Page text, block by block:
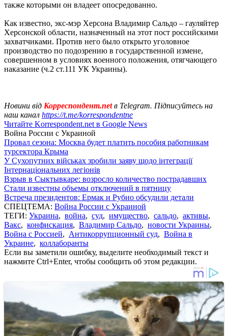
также которыми он владеет опосредованно.
Как известно, экс-мэр Херсона Владимир Сальдо – гауляйтер
Херсонской области, назначенный на этот пост российскими
захватчиками. Против него было открыто уголовное
производство по подозрению в государственной измене,
совершенном в условиях военного положения, отягчающего
наказание (ч.2 ст.111 УК Украины).
Новини від Корреспондент.netв Telegram. Підписуйтесь на
наш канал https://t.me/korrespondentne
Читайте Korrespondent.net в Google News
Война России с Украиной
Провал сезона: Москва будет платить пособия работникам
турсектора Крыма
У Сухопутних військах зробили заяву щодо інтеграції
Інтернаціональних легіонів
Взрыв в Сыктывкаре: возросло количество пострадавших
Стали известны объемы отключений в пятницу
Встреча президентов: Ермак и Рубио обсудили детали
СПЕЦТЕМА: Война России с Украиной
ТЕГИ: Украина, война, суд, имущество, сальдо, активы,
Вакс, конфискация, Владимир Сальдо, новости Украины,
Война с Россией, Антикоррупционный суд, Война в
Украине, коллаборанты
Если вы заметили ошибку, выделите необходимый текст и
нажмите Ctrl+Enter, чтобы сообщить об этом редакции.